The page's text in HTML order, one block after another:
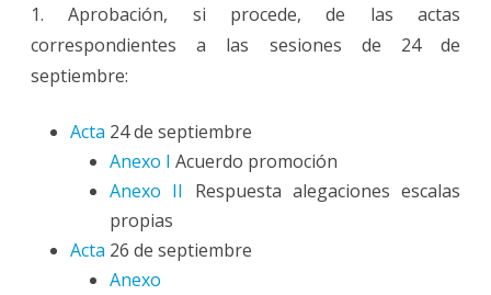
1. Aprobación, si procede, de las actas
correspondientes a las sesiones de 24 de
septiembre:
Acta 24 de septiembre
Anexo I Acuerdo promoción
Anexo II
Respuesta alegaciones escalas
propias
Acta 26 de septiembre
Anexo